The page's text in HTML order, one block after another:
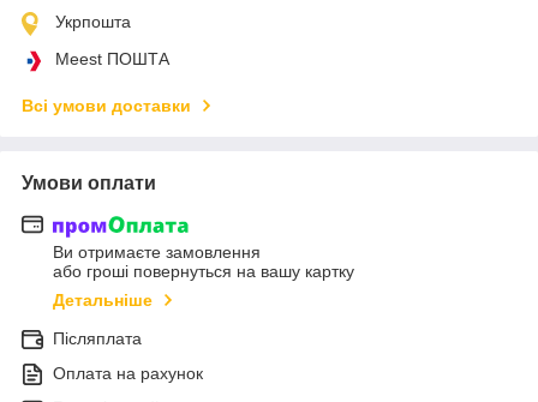
Укрпошта
Meest ПОШТА
Всі умови доставки
Умови оплати
Ви отримаєте замовлення
або гроші повернуться на вашу картку
Детальніше
Післяплата
Оплата на рахунок